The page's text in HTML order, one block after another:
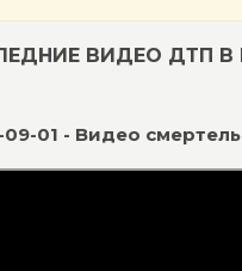
ВИДЕО ДТП В
01 - Видео